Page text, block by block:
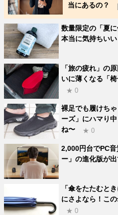
当にあるの？
数量限定の「夏
本当に気持ちい
「旅の疲れ」の
いに薄くなる「
★ 0
裸足でも履けち
ーズ」にハマり
ね〜
★ 0
2,000円台でPC
ー」の進化版が
「傘をたたむと
にさよなら！こ
★ 0